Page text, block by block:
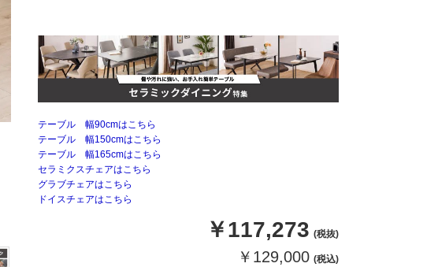
テーブル 幅90cmはこちら
テーブル 幅150cmはこちら
テーブル 幅165cmはこちら
セラミクスチェアはこちら
グラブチェアはこちら
ドイスチェアはこちら
￥117,273 (税抜)
￥129,000 (税込)